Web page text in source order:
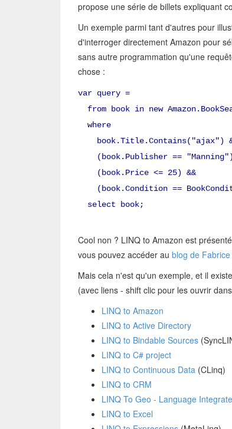
propose une série de billets expliquant
Un exemple parmi tant d'autres pour
d'interroger directement Amazon pour
sans autre programmation qu'une
chose :
var query =
from book in new
where
book.Title.Contains("ajax")
(book.Publisher ==
(book.Price <= 25) &&
(book.Condition ==
select book;
Cool non ? LINQ to Amazon est
vous pouvez accéder au blog de Fabrice
Mais cela n'est qu'un exemple, et il
(avec liens - shift clic pour les ouvrir
LINQ to Amazon
LINQ to Active Directory
LINQ to Bindable Sources
LINQ to C# project
LINQ to Continuous Data (CLinq)
LINQ to CRM
LINQ To Geo - Language
LINQ to Excel